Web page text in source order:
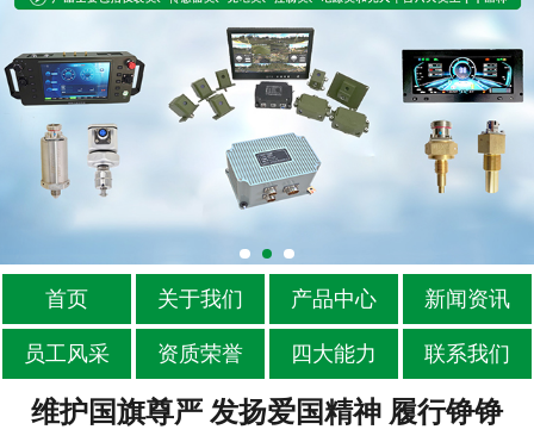
首页 关于我们 产品中心 新闻资讯
员工风采 资质荣誉 四大能力 联系我们
维护国旗尊严 发扬爱国精神 履行铮铮